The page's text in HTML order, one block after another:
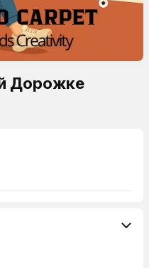
Дорожке